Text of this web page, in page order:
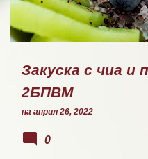
Закуска с чиа и
2БПВМ
на април 26, 2022
0